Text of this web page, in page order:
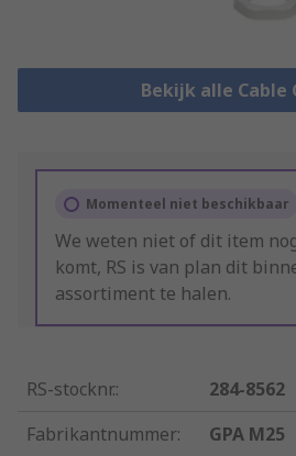
Bekijk alle Cable
Momenteel niet beschikbaar
We weten niet of dit item
komt, RS is van plan dit
assortiment te halen.
RS-stocknr.:
284-8562
Fabrikantnummer:
GPA M25